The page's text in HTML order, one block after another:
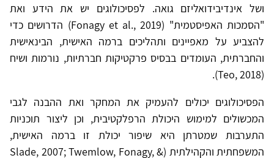
ושל אינדיבידואליזם גואה. לפסיכולוגים יש את הידע ואת
"הסמכות האפיסטמית" (Fonagy et al., 2019) הדרושים כדי
להצביע על מאפיינים ותהליכים ברמה האישית, הבינאישית
והחברתית, העומדים בבסיס פרקטיקות חברתיות, נורמות ושיח
(Teo, 2018).
הפסיכולוגים יכולים להעמיק את המחקר ואת ההבנה לגבי
המכשולים למימוש היכולת הרפלקטיבית, וכן ליצור תוכניות
התערבות שמטרתן היא שיפור יכולת זו ברמה האישית,
המשפחתית והקהילתית (Slade, 2007; Twemlow, Fonagy, &